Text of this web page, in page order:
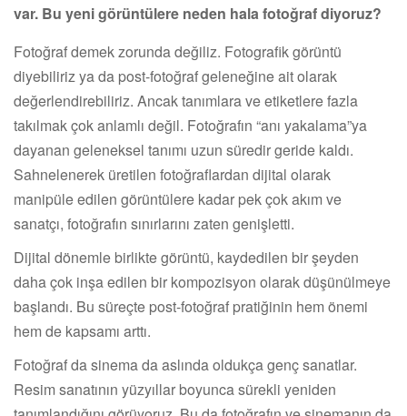
var. Bu yeni görüntülere neden hala fotoğraf diyoruz?
Fotoğraf demek zorunda değiliz. Fotografik görüntü
diyebiliriz ya da post-fotoğraf geleneğine ait olarak
değerlendirebiliriz. Ancak tanımlara ve etiketlere fazla
takılmak çok anlamlı değil. Fotoğrafın “anı yakalama”ya
dayanan geleneksel tanımı uzun süredir geride kaldı.
Sahnelenerek üretilen fotoğraflardan dijital olarak
manipüle edilen görüntülere kadar pek çok akım ve
sanatçı, fotoğrafın sınırlarını zaten genişletti.
Dijital dönemle birlikte görüntü, kaydedilen bir şeyden
daha çok inşa edilen bir kompozisyon olarak düşünülmeye
başlandı. Bu süreçte post-fotoğraf pratiğinin hem önemi
hem de kapsamı arttı.
Fotoğraf da sinema da aslında oldukça genç sanatlar.
Resim sanatının yüzyıllar boyunca sürekli yeniden